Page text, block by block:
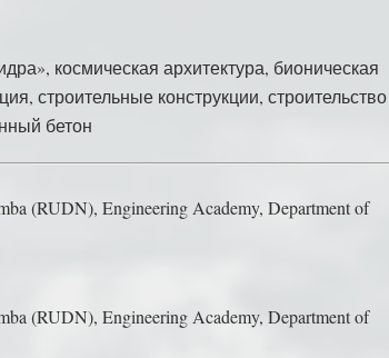
космическая архитектура, бионическая
строительные конструкции, строительство
бетон
(RUDN), Engineering Academy, Department of
(RUDN), Engineering Academy, Department of